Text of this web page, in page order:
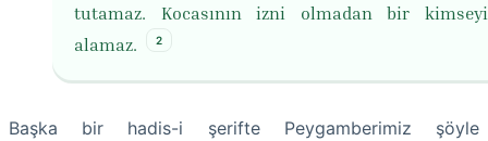
tutamaz. Kocasının izni olmadan bir
alamaz.
2
Başka bir hadis-i şerifte Peygamberimiz şöyle